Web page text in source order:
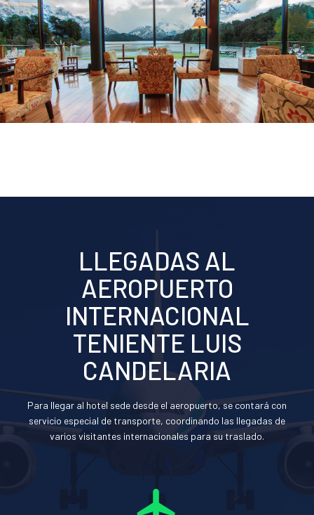
LLEGADAS AL
AEROPUERTO
INTERNACIONAL
TENIENTE LUIS
CANDELARIA
Para llegar al hotel sede desde el aeropuerto, se contará con
servicio especial de transporte, coordinando las llegadas de
varios visitantes internacionales para su traslado.